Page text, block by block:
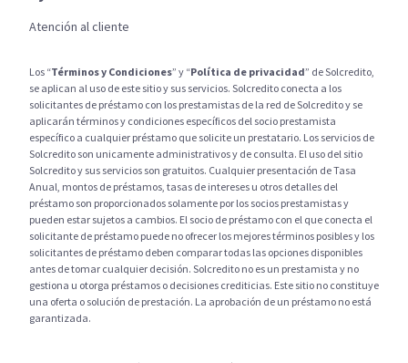
Atención al cliente
Los “Términos y Condiciones” y “Política de privacidad” de Solcredito,
se aplican al uso de este sitio y sus servicios. Solcredito conecta a los
solicitantes de préstamo con los prestamistas de la red de Solcredito y se
aplicarán términos y condiciones específicos del socio prestamista
específico a cualquier préstamo que solicite un prestatario. Los servicios de
Solcredito son unicamente administrativos y de consulta. El uso del sitio
Solcredito y sus servicios son gratuitos. Cualquier presentación de Tasa
Anual, montos de préstamos, tasas de intereses u otros detalles del
préstamo son proporcionados solamente por los socios prestamistas y
pueden estar sujetos a cambios. El socio de préstamo con el que conecta el
solicitante de préstamo puede no ofrecer los mejores términos posibles y los
solicitantes de préstamo deben comparar todas las opciones disponibles
antes de tomar cualquier decisión. Solcredito no es un prestamista y no
gestiona u otorga préstamos o decisiones crediticias. Este sitio no constituye
una oferta o solución de prestación. La aprobación de un préstamo no está
garantizada.